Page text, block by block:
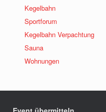
Kegelbahn
Sportforum
Kegelbahn Verpachtung
Sauna
Wohnungen